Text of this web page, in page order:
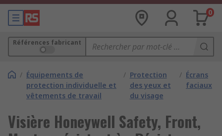
0
Références fabricant
/ Équipements de
protection individuelle et
vêtements de travail
/ Protection
des yeux et
du visage
/ Écrans
faciaux
Visière Honeywell Safety, Front,